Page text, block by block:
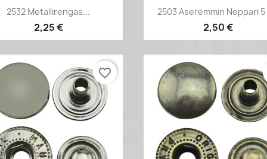
Pikakatselu
2532 Metallirengas...
2,25 €
Pikakatselu
2503 Aseremmin Neppari 5
2,50 €
favorite_border